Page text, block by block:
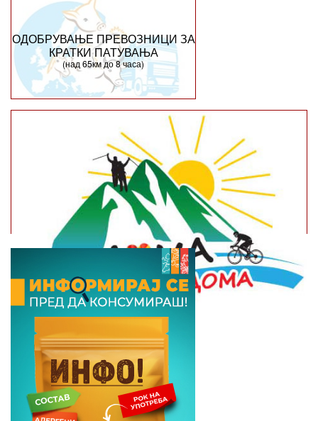
ОДОБРУВАЊЕ ПРЕВОЗНИЦИ ЗА
КРАТКИ ПАТУВАЊА
(над 65км до 8 часа)